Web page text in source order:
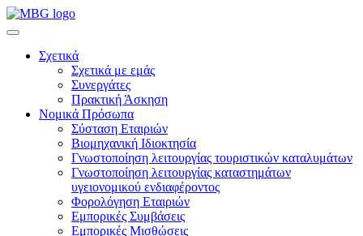
Σχετικά
Σχετικά με εμάς
Συνεργάτες
Πρακτική Άσκηση
Νομικά Πρόσωπα
Σύσταση Εταιριών
Βιομηχανική Ιδιοκτησία
Γνωστοποίηση λειτουργίας τουριστικών καταλυμάτων
Γνωστοποίηση λειτουργίας καταστημάτων
υγειονομικού ενδιαφέροντος
Φορολόγηση Εταιριών
Εμπορικές Συμβάσεις
Εμπορικές Μισθώσεις